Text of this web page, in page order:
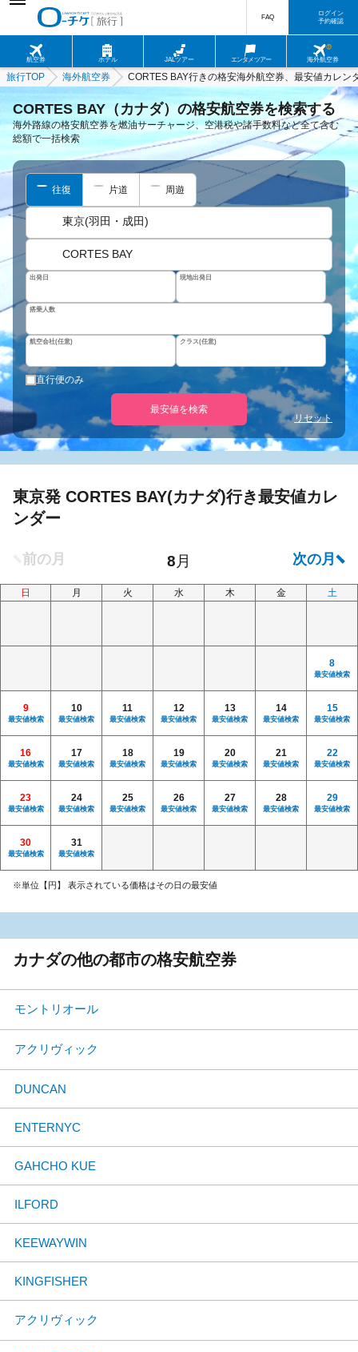
航空券 ホテル JALツアー エンタメツアー 海外航空券
FAQ
ログイン
予約確認
旅行TOP 海外航空券 CORTES BAY行きの格安海外航空券、最安値カレン
CORTES BAY（カナダ）の格安航空券を検索する
海外路線の格安航空券を燃油サーチャージ、空港税や諸手数料など全て含む
総額で一括検索
往復 片道 周遊
東京(羽田・成田)
CORTES BAY
出発日 現地出発日
搭乗人数
航空会社(任意) クラス(任意)
直行便のみ
最安値を検索
リセット
東京発 CORTES BAY(カナダ)行き最安値カレ
ンダー
日 月 火 水 木 金 土
8
最安値検索
9
最安値検索
10
最安値検索
11
最安値検索
12
最安値検索
13
最安値検索
14
最安値検索
15
最安値検索
16
最安値検索
17
最安値検索
18
最安値検索
19
最安値検索
20
最安値検索
21
最安値検索
22
最安値検索
23
最安値検索
24
最安値検索
25
最安値検索
26
最安値検索
27
最安値検索
28
最安値検索
29
最安値検索
30
最安値検索
31
最安値検索
※単位【円】 表示されている価格はその日の最安値
カナダの他の都市の格安航空券
モントリオール
アクリヴィック
DUNCAN
ENTERNYC
GAHCHO KUE
ILFORD
KEEWAYWIN
KINGFISHER
アクリヴィック